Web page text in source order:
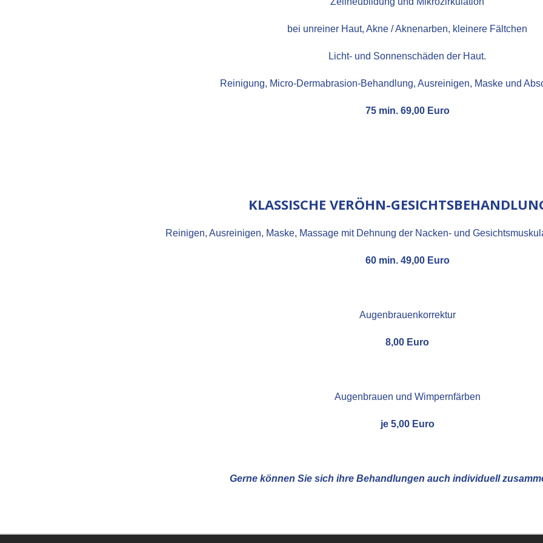
bei unreiner Haut, Akne / Aknenarben, kleinere Fältchen
Licht- und Sonnenschäden der Haut.
Reinigung, Micro-Dermabrasion-Behandlung, Ausreinigen, Maske und
75 min. 69,00 Euro
KLASSISCHE VERÖHN-
Reinigen, Ausreinigen, Maske, Massage mit Dehnung der Nacken- und
60 min. 49,00 Euro
Augenbrauenkorrektur
8,00 Euro
Augenbrauen und Wimpernfärben
je 5,00 Euro
Gerne können Sie sich ihre Behandlungen auch individuell